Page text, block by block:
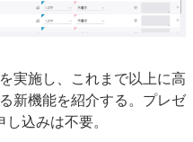
実施し、これまで以上に高
新機能を紹介する。プレゼ
込みは不要。